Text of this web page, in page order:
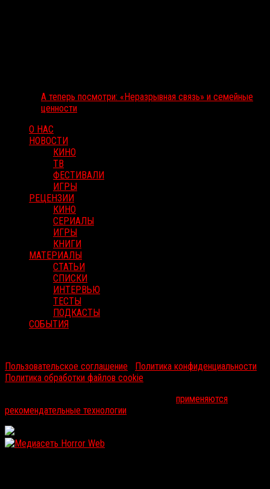
А теперь посмотри: «Неразрывная связь» и семейные
ценности
О НАС
НОВОСТИ
КИНО
ТВ
ФЕСТИВАЛИ
ИГРЫ
РЕЦЕНЗИИ
КИНО
СЕРИАЛЫ
ИГРЫ
КНИГИ
МАТЕРИАЛЫ
СТАТЬИ
СПИСКИ
ИНТЕРВЬЮ
ТЕСТЫ
ПОДКАСТЫ
СОБЫТИЯ
Пользовательское соглашение
Политика конфиденциальности
Политика обработки файлов cookie
применяются
рекомендательные технологии